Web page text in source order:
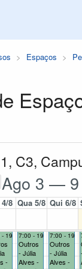
Espaços
C3,
Ago 3 — 9
8 Qua 5/8 Qui 6/8
- 19:00
-
7:00 - 19:00
Outros
- Júlia
Alves -
7:00 -
Outros
- Júlia
Alves -